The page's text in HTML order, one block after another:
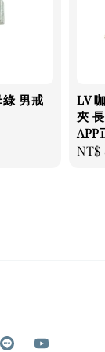
綠 男戒
LV
夾
APP
NT$